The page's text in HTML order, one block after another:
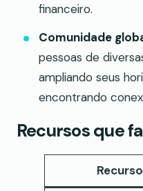
financeiro.
Comunidade
pessoas de
ampliando seus
encontrando
Recursos que
Recurso